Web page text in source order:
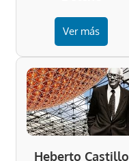
Ver más
Heberto Castillo